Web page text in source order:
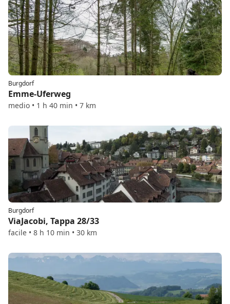
Burgdorf
Emme-Uferweg
medio • 1 h 40 min • 7 km
Burgdorf
ViaJacobi, Tappa 28/33
facile • 8 h 10 min • 30 km